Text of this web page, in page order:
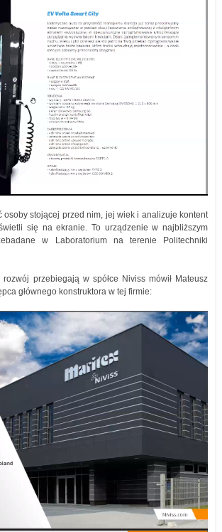
osoby stojącej przed nim, jej wiek i analizuje kontent
się na ekranie. To urządzenie w najbliższym
w Laboratorium na terenie Politechniki
przebiegają w spółce Niviss mówił Mateusz
głównego konstruktora w tej firmie: